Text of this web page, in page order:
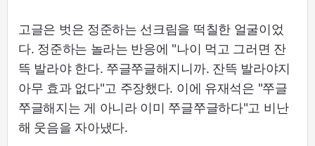
고글은 벗은 정준하는 선크림을 떡칠한 얼굴이었
다. 정준하는 놀라는 반응에 "나이 먹고 그러면 잔
뜩 발라야 한다. 쭈글쭈글해지니까. 잔뜩 발라야지
아무 효과 없다"고 주장했다. 이에 유재석은 "쭈글
쭈글해지는 게 아니라 이미 쭈글쭈글하다"고 비난
해 웃음을 자아냈다.